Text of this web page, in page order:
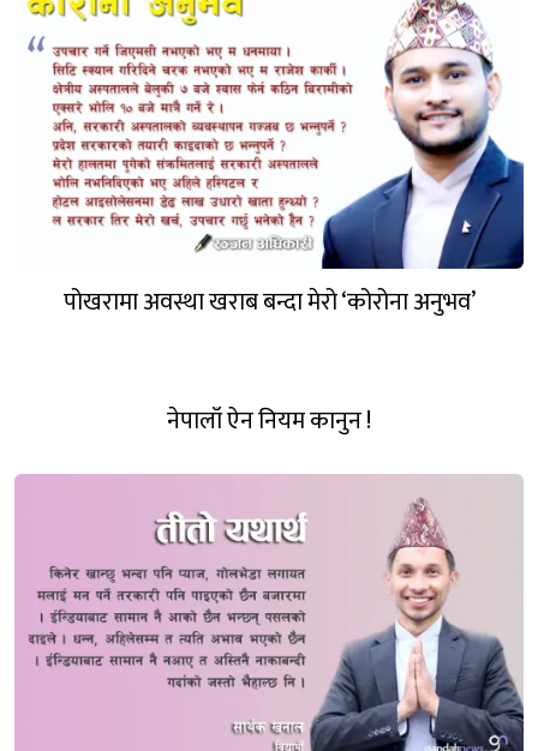
मानुङ्गले दिएको सन्देश र व्यासको पर्यटन सम्भाव्यता
पोखरामा अवस्था खराब बन्दा मेरो ‘कोरोना अनुभव’